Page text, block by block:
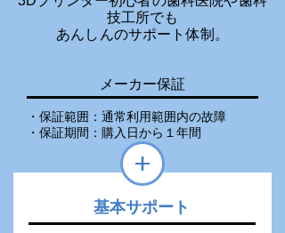
技工所でも
あんしんのサポート体制。
メーカー保証
・保証範囲：通常利用範囲内の故障
・保証期間：購入日から１年間
基本サポート